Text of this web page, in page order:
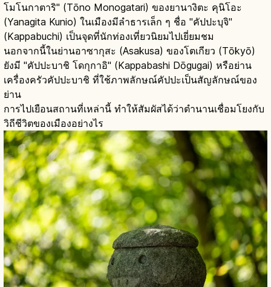
โมโนกาตาริ" (Tōno Monogatari) ของยานางิตะ คุนิโอะ
(Yanagita Kunio) ในเมืองมีลำธารเล็ก ๆ ชื่อ "คัปปะบุจิ"
(Kappabuchi) เป็นจุดที่นักท่องเที่ยวนิยมไปเยี่ยมชม
นอกจากนี้ในย่านอาซากุสะ (Asakusa) ของโตเกียว (Tōkyō)
ยังมี "คัปปะบาชิ โดกุกาอิ" (Kappabashi Dōgugai) หรือย่าน
เครื่องครัวคัปปะบาชิ ที่ใช้ภาพลักษณ์คัปปะเป็นสัญลักษณ์ของ
ย่าน
การไปเยือนสถานที่เหล่านี้ ทำให้สัมผัสได้ว่าตำนานเชื่อมโยงกับ
วิถีชีวิตของเมืองอย่างไร